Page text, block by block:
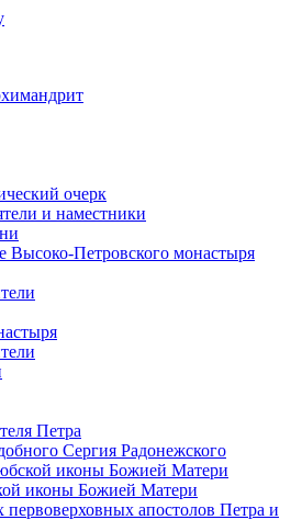
очерк
и наместники
Высоко-Петровского монастыря
Петра
Сергия Радонежского
иконы Божией Матери
иконы Божией Матери
первоверховных апостолов Петра и